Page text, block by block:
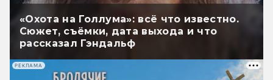
«Охота на Голлума»: всё что известно.
Сюжет, съёмки, дата выхода и что
рассказал Гэндальф
РЕКЛАМА